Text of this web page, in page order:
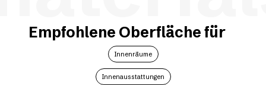
Empfohlene Oberfläche für
Innenräume
Innenausstattungen